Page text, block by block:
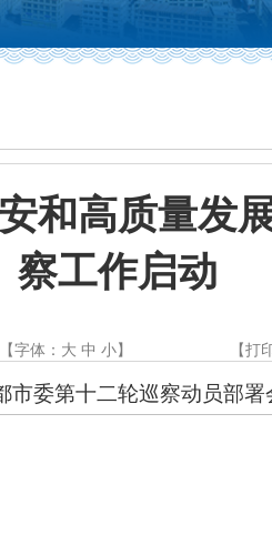
和高质量
察工作启动
【字体： 大 中 小】 【打
委第十二轮巡察动员部署